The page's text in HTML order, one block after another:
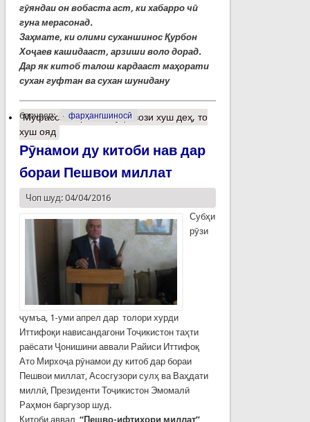
гӯяндаи он вобаста аст, ки хабарро чӣ
гуна мерасонад.
Заҳмате, ки олими суханшинос Қурбон
Хоҷаев кашидааст, арзиши воло дорад.
Дар як китоб талош кардааст маҳорати
сухан гуфтан ва сухан шунидану
барчасп: фарҳангшиносӣ
Муфассалтаро Ба кўҳ овози хуш деҳ, то
хуш ояд
Рӯнамои ду китоби нав дар
бораи Пешвои миллат
Чоп шуд: 04/04/2016
Субҳи
рӯзи
ҷумъа, 1-уми апрел дар толори хурди
Иттифоқи нависандагони Тоҷикистон таҳти
раёсати Ҷонишини аввали Райиси Иттифоқ
Ато Мирхоҷа рӯнамои ду китоб дар бораи
Пешвои миллат, Асосгузори сулҳ ва Ваҳдати
миллӣ, Президенти Тоҷикистон Эмомалӣ
Раҳмон баргузор шуд.
Китоби аввал “Пешво-ифтихори миллат”